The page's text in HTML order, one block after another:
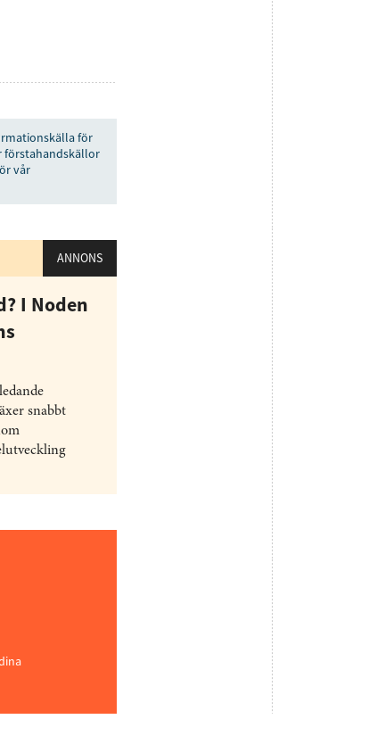
för
förstahandskällor
vår
ANNONS
I Noden
snabbt
vår